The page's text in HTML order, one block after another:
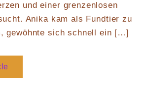
und einer grenzenlosen
Anika kam als Fundtier zu
gewöhnte sich schnell ein […]